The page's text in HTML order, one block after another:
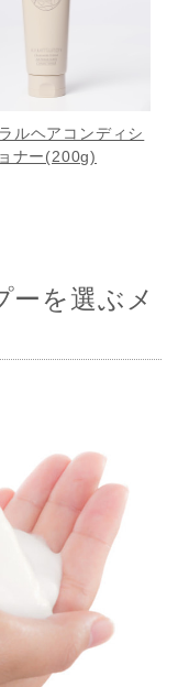
ルヘアコンディシ
ョナー(200g)
ーを選ぶメ